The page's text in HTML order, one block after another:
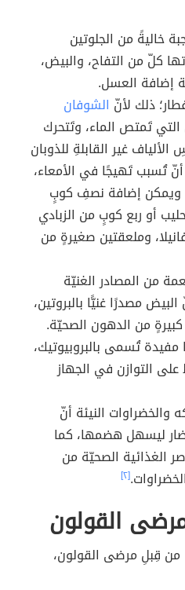
خاليةً من الجلوتين
كلّ من التفاح، والبيض،
إضافة العسل.
ذلك لأنّ الشوفان
التي تَمتص الماء، وتَتحرك
غير القابلةِ للذوبان
تُسبب تَهيجًا في الأمعاء،
ويمكن إضافة نصفِ كوبٍ
أو ربع كوبٍ من الزبادي
وملعقتين صغيرةٍ من
من المصادر الغنيّة
مصدرًا غنيًّا بالبروتين،
من الدهون الصحيّة.
مفيدة تُسمى بالبروبيوتيك،
التوازن في الجهاز
والخضراوات النيئة أنّ
ليسهل هضمها، كما
الغذائية الصحيّة من
[٢]
القولون
قِبلِ مرضى القولون،